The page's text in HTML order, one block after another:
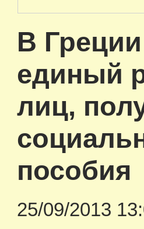
В
единый
лиц,
пособия
25/09/2013